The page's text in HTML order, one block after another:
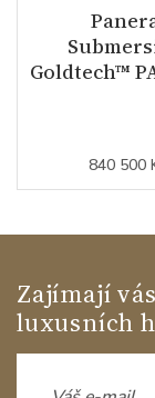
Goldtech™
840 500
Zajímají
luxusních